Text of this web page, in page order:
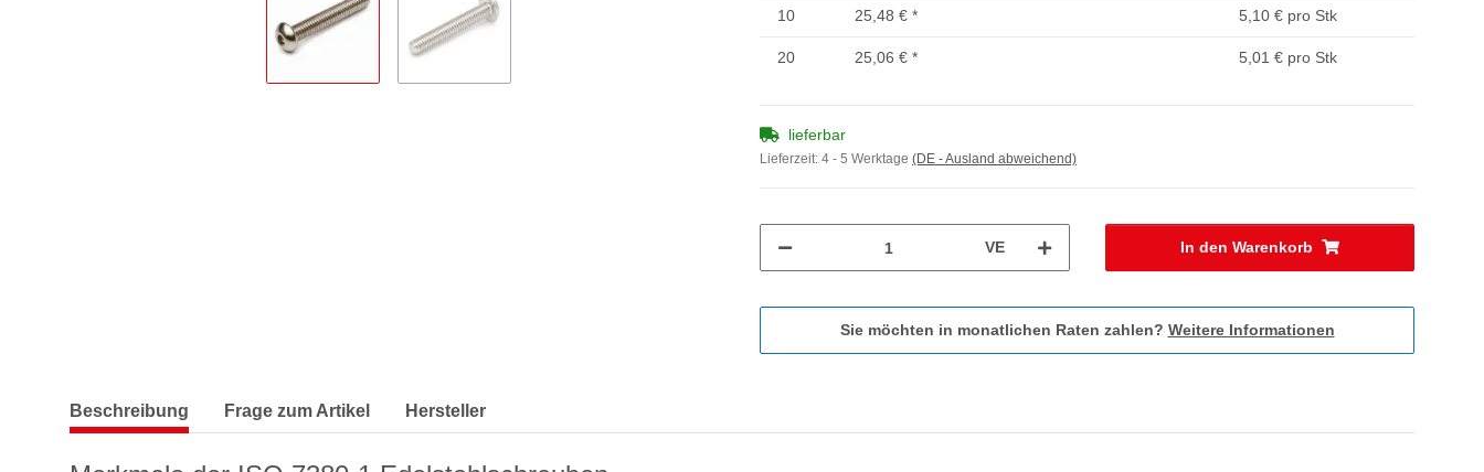
10 25,48 € * 5,10 € pro Stk
20 25,06 € * 5,01 € pro Stk
lieferbar
Lieferzeit: 4 - 5 Werktage (DE - Ausland abweichend)
VE In den Warenkorb
Sie möchten in monatlichen Raten zahlen? Weitere Informationen
Beschreibung Frage zum Artikel Hersteller